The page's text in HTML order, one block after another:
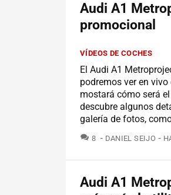
Audi A1
promocional
VÍDEOS DE COCHES
El Audi A1
podremos ver en
mostará cómo será
descubre algunos
galería de fotos,
8 COMENTARIOS
DANIEL SEIJO
Audi A1